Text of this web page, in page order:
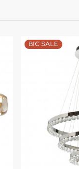
BIG SALE